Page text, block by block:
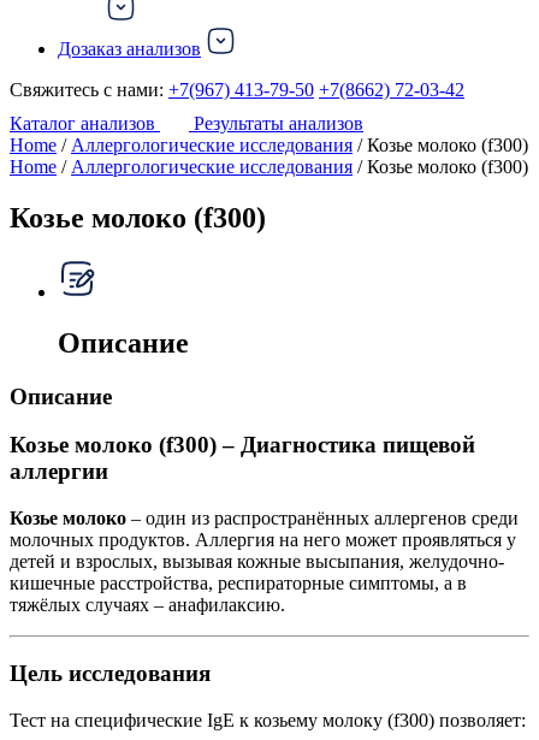
Дозаказ анализов
Свяжитесь с нами: +7(967) 413-79-50 +7(8662) 72-03-42
Каталог анализов
Результаты анализов
Home / Аллергологические исследования / Козье молоко (f300)
Home / Аллергологические исследования / Козье молоко (f300)
Козье молоко (f300)
Описание
Описание
Козье молоко (f300) – Диагностика пищевой
аллергии
Козье молоко – один из распространённых аллергенов среди
молочных продуктов. Аллергия на него может проявляться у
детей и взрослых, вызывая кожные высыпания, желудочно-
кишечные расстройства, респираторные симптомы, а в
тяжёлых случаях – анафилаксию.
Цель исследования
Тест на специфические IgE к козьему молоку (f300) позволяет: